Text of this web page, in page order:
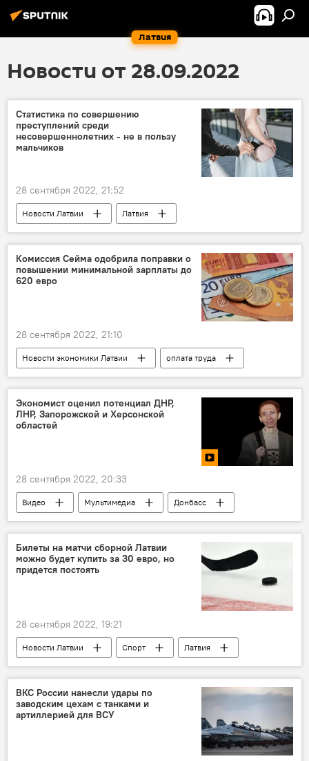
Латвия
Новости от 28.09.2022
Статистика по совершению
преступлений среди
несовершеннолетних - не в пользу
мальчиков
28 сентября 2022, 21:52
Новости Латвии
Латвия
преступление
мальчики
Комиссия Сейма одобрила поправки о
повышении минимальной зарплаты до
620 евро
28 сентября 2022, 21:10
Новости экономики Латвии
оплата труда
Сейм
минимальная зарплата
Экономист оценил потенциал ДНР,
ЛНР, Запорожской и Херсонской
областей
28 сентября 2022, 20:33
Видео Мультимедиа
Донбасс
Украина
экономика Россия
Билеты на матчи сборной Латвии
можно будет купить за 30 евро, но
придется постоять
28 сентября 2022, 19:21
Новости Латвии Спорт
Латвия
Такой хоккей нам нужен
Чемпионат мира по хоккею
столетие Финляндии
ВКС России нанесли удары по
заводским цехам с танками и
артиллерией для ВСУ